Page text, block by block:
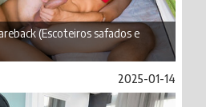
(Escoteiros safados e
2025-01-14